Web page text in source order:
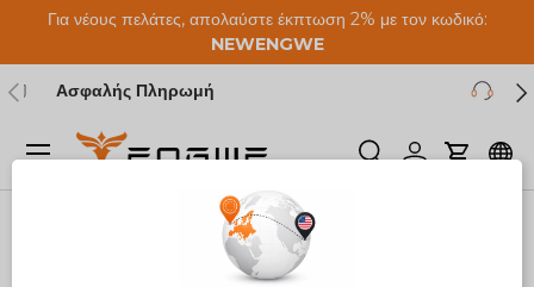
Μετάβαση στο περιεχόμενο
Για νέους πελάτες, απολαύστε έκπτωση 2% με τον κωδικό:
NEWENGWE
Προηγούμενος
Υποστήριξη Πελατών Δια Βίου
ΕρευναΣυνδεθείτε
Μενού
Αποθήκευση & Μεταφορά